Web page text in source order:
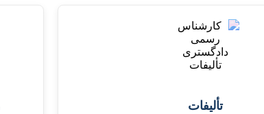
تألیفات